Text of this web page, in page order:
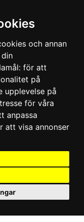
och annan
för att
på
upplevelse på
för våra
anpassa
att visa annonser